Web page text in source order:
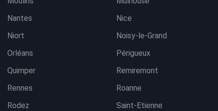
Nantes
Nice
Niort
Noisy-le-Grand
Orléans
Périgueux
Quimper
Remiremont
Rennes
Roanne
Rodez
Saint-Etienne